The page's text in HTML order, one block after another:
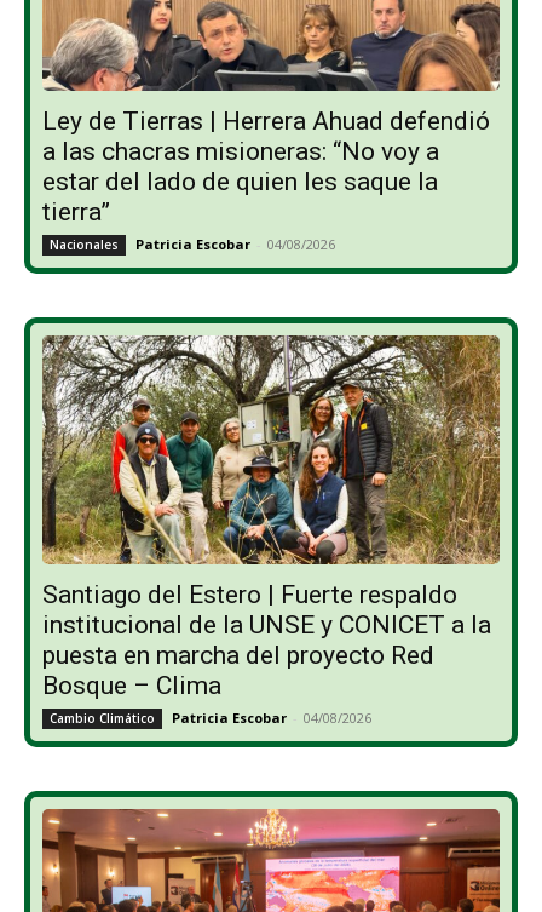
Ley de Tierras | Herrera Ahuad defendió
a las chacras misioneras: “No voy a
estar del lado de quien les saque la
tierra”
Nacionales Patricia Escobar - 04/08/2026
Santiago del Estero | Fuerte respaldo
institucional de la UNSE y CONICET a la
puesta en marcha del proyecto Red
Bosque – Clima
Cambio Climático Patricia Escobar - 04/08/2026